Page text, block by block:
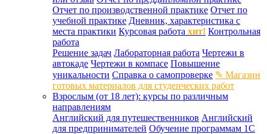
Отчет по производственной практике Отчет по
учебной практике Дневник, характеристика с
места практики Курсовая работа хит! Контрольная
работа
Решение задач Лабораторная работа Чертежи в
автокаде Чертежи в компасе Повышение
уникальности Справка о самопроверке ✎ Магазин
готовых материалов для студенческих работ
Взрослым (от 18 лет): курсы по различным
направлениям
Английский для путешественников Английский
для предпринимателей Обучение программам 1С